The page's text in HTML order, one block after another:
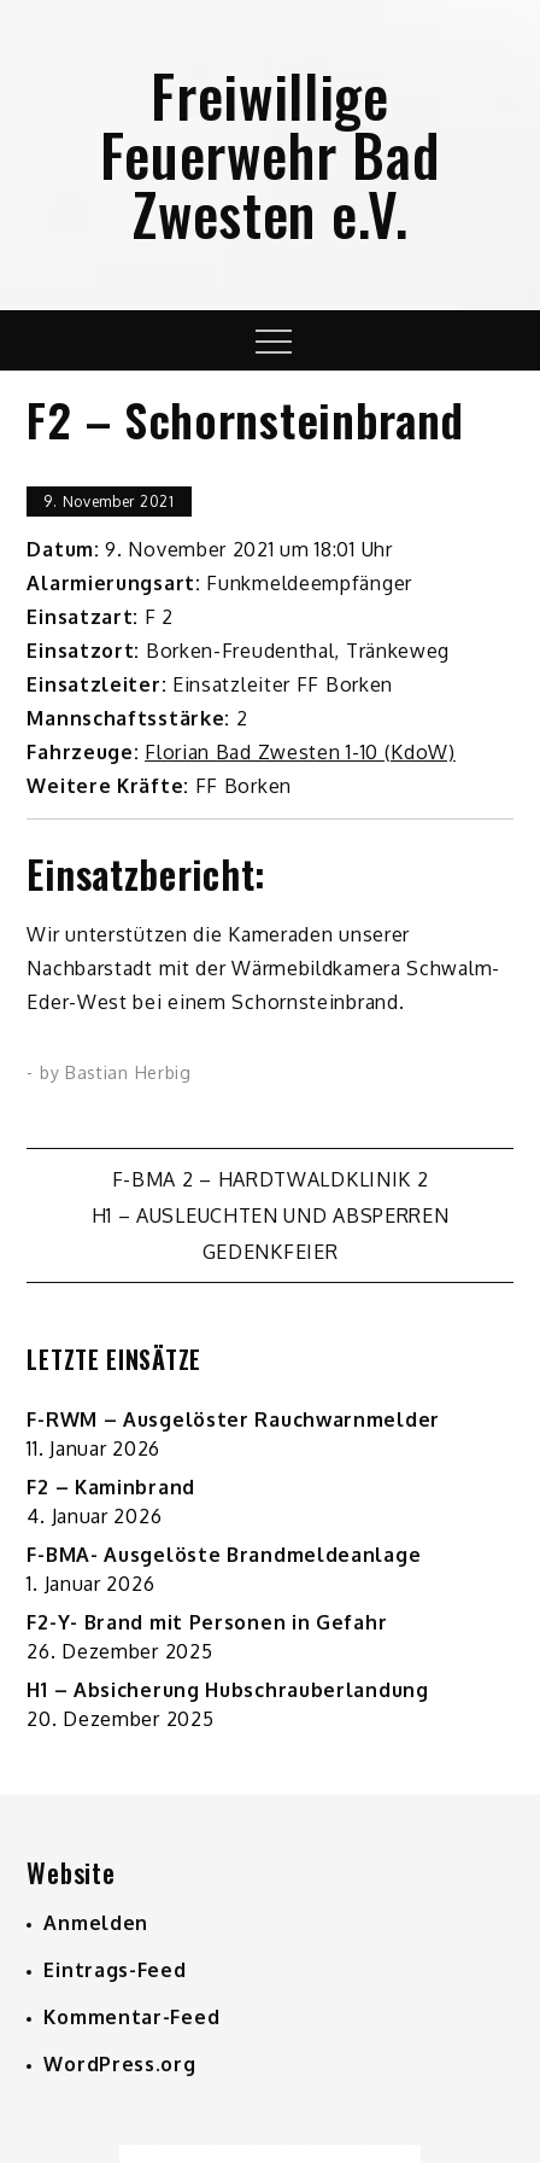
Freiwillige
Feuerwehr Bad
Zwesten e.V.
Menu
F2 – Schornsteinbrand
9. November 2021
Datum: 9. November 2021 um 18:01 Uhr
Alarmierungsart: Funkmeldeempfänger
Einsatzart: F 2
Einsatzort: Borken-Freudenthal, Tränkeweg
Einsatzleiter: Einsatzleiter FF Borken
Mannschaftsstärke: 2
Fahrzeuge: Florian Bad Zwesten 1-10 (KdoW)
Weitere Kräfte: FF Borken
Einsatzbericht:
Wir unterstützen die Kameraden unserer
Nachbarstadt mit der Wärmebildkamera Schwalm-
Eder-West bei einem Schornsteinbrand.
- by Bastian Herbig
Beitragsnavigation
F-BMA 2 – HARDTWALDKLINIK 2
H1 – AUSLEUCHTEN UND ABSPERREN
GEDENKFEIER
LETZTE EINSÄTZE
F-RWM – Ausgelöster Rauchwarnmelder
11. Januar 2026
F2 – Kaminbrand
4. Januar 2026
F-BMA- Ausgelöste Brandmeldeanlage
1. Januar 2026
F2-Y- Brand mit Personen in Gefahr
26. Dezember 2025
H1 – Absicherung Hubschrauberlandung
20. Dezember 2025
Website
Anmelden
Eintrags-Feed
Kommentar-Feed
WordPress.org